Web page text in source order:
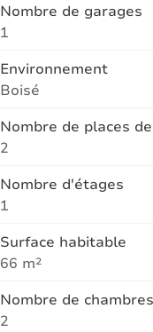
Nombre de garages
1
Environnement
Boisé
Nombre de places
2
Nombre d'étages
1
Surface habitable
66 m²
Nombre de chambres
2